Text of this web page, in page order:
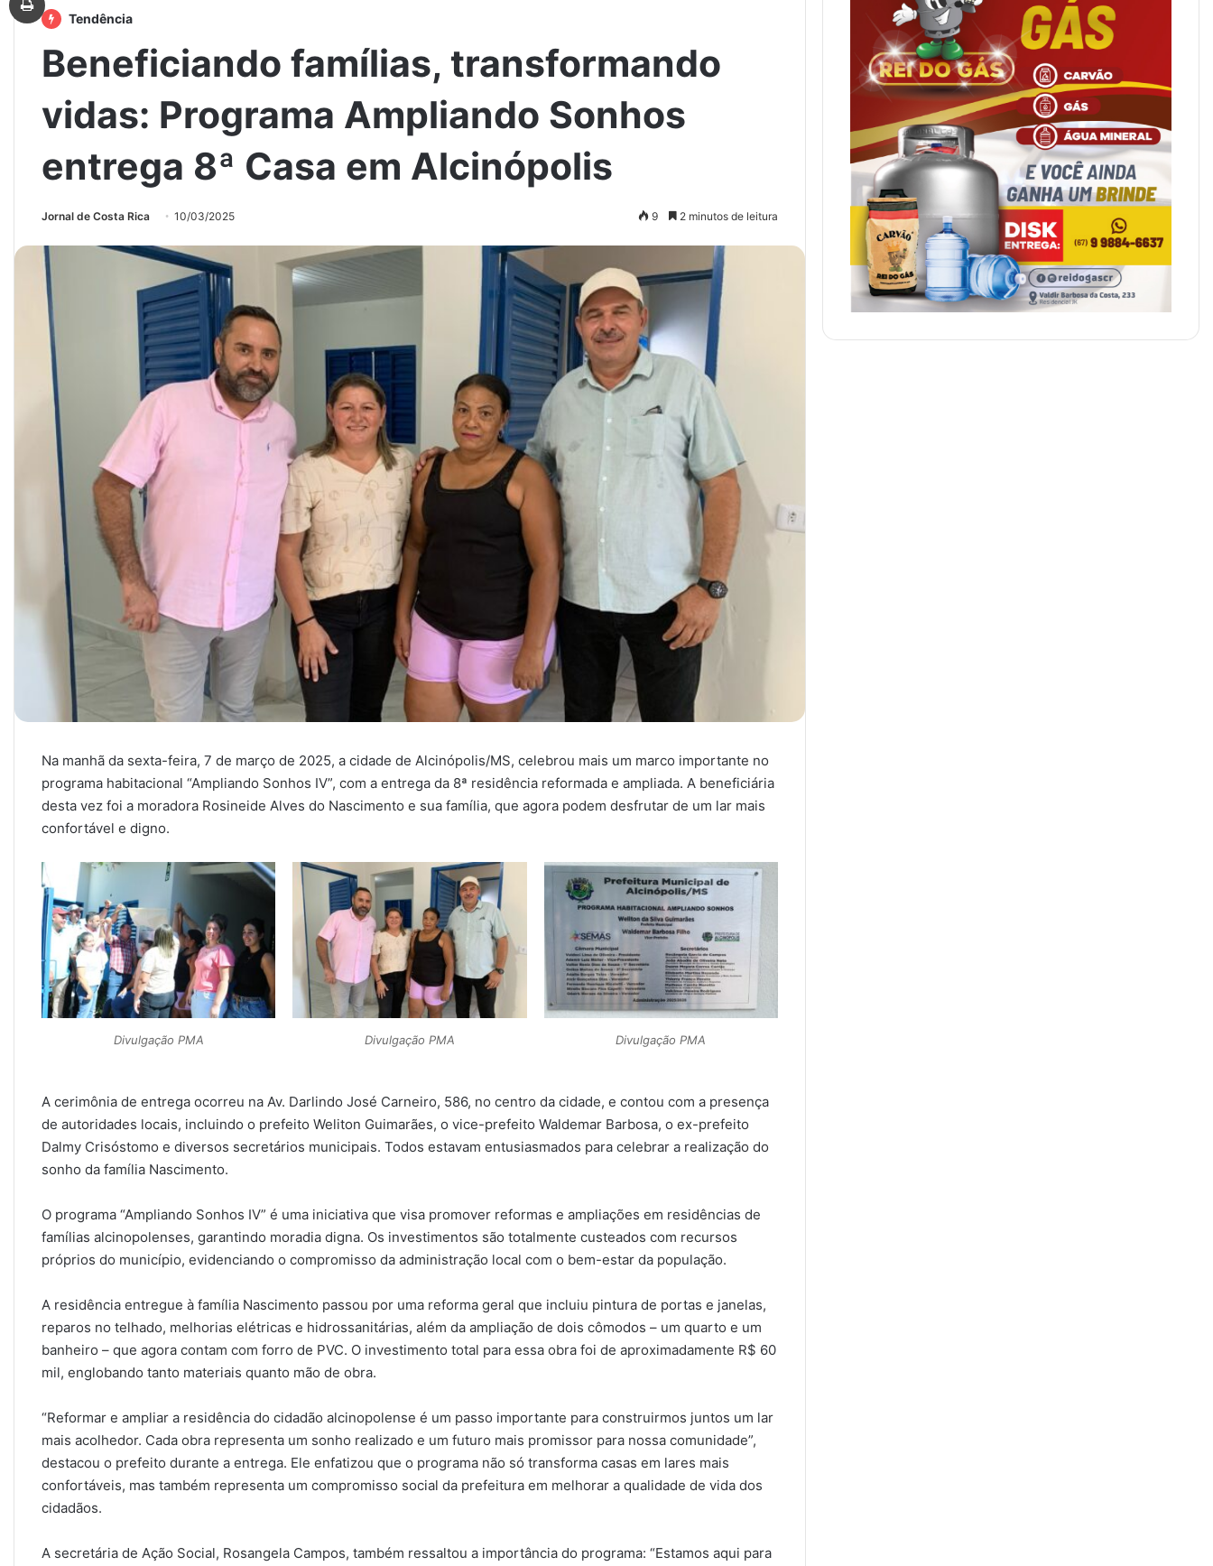
Tendência
Beneficiando famílias, transformando
vidas: Programa Ampliando Sonhos
entrega 8ª Casa em Alcinópolis
Jornal de Costa Rica 10/03/2025 9 2 minutos de leitura
Na manhã da sexta-feira, 7 de março de 2025, a cidade de Alcinópolis/MS, celebrou mais um marco importante no
programa habitacional “Ampliando Sonhos IV”, com a entrega da 8ª residência reformada e ampliada. A beneficiária
desta vez foi a moradora Rosineide Alves do Nascimento e sua família, que agora podem desfrutar de um lar mais
confortável e digno.
Divulgação PMA Divulgação PMA Divulgação PMA
A cerimônia de entrega ocorreu na Av. Darlindo José Carneiro, 586, no centro da cidade, e contou com a presença
de autoridades locais, incluindo o prefeito Weliton Guimarães, o vice-prefeito Waldemar Barbosa, o ex-prefeito
Dalmy Crisóstomo e diversos secretários municipais. Todos estavam entusiasmados para celebrar a realização do
sonho da família Nascimento.
O programa “Ampliando Sonhos IV” é uma iniciativa que visa promover reformas e ampliações em residências de
famílias alcinopolenses, garantindo moradia digna. Os investimentos são totalmente custeados com recursos
próprios do município, evidenciando o compromisso da administração local com o bem-estar da população.
A residência entregue à família Nascimento passou por uma reforma geral que incluiu pintura de portas e janelas,
reparos no telhado, melhorias elétricas e hidrossanitárias, além da ampliação de dois cômodos – um quarto e um
banheiro – que agora contam com forro de PVC. O investimento total para essa obra foi de aproximadamente R$ 60
mil, englobando tanto materiais quanto mão de obra.
“Reformar e ampliar a residência do cidadão alcinopolense é um passo importante para construirmos juntos um lar
mais acolhedor. Cada obra representa um sonho realizado e um futuro mais promissor para nossa comunidade”,
destacou o prefeito durante a entrega. Ele enfatizou que o programa não só transforma casas em lares mais
confortáveis, mas também representa um compromisso social da prefeitura em melhorar a qualidade de vida dos
cidadãos.
A secretária de Ação Social, Rosangela Campos, também ressaltou a importância do programa: “Estamos aqui para